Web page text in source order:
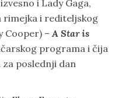
i Lady Gaga,
rimejka i rediteljskog
Cooper) –A Star is
programa i čija
poslednji dan